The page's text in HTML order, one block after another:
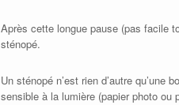
Après cette longue pause (pas facile
sténopé.
Un sténopé n’est rien d’autre
sensible à la lumière (papier photo